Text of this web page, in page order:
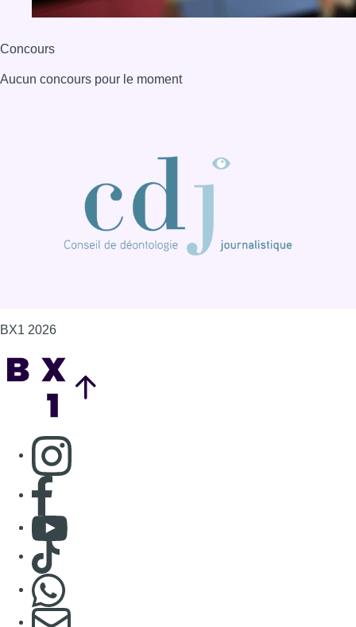
Concours
Aucun concours pour le moment
BX1 2026
Consulter page Instagram
Consulter page Facebook
Consulter Youtube
Consulter TikTok
S'abonner à notre newsletter